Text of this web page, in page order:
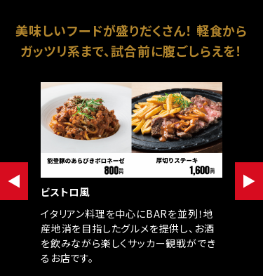
美味しいフードが盛りだくさん！ 軽食から
ガッツリ系まで、試合前に腹ごしらえを！
ビストロ風
イタリアン料理を中心にBARを並列！地
産地消を目指したグルメを提供し、お酒
を飲みながら楽しくサッカー観戦ができ
るお店です。